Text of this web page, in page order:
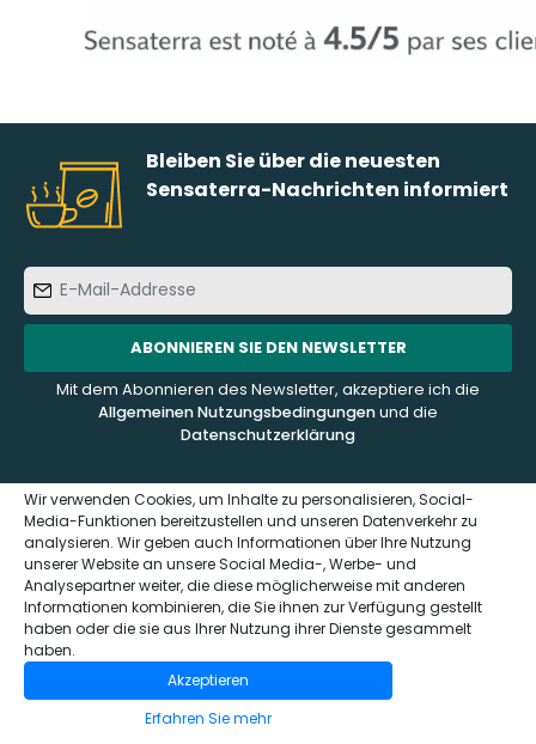
Bleiben Sie über die neuesten
Sensaterra-Nachrichten informiert
Mail-
Addresse
ABONNIEREN SIE DEN NEWSLETTER
Mit dem Abonnieren des Newsletter, akzeptiere ich die
Allgemeinen Nutzungsbedingungenund die
Datenschutzerklärung
KUNDENDIENST
Kontaktieren Sie uns
Impressum und
Datenschutzerklärung
(GDPR)
ÜBER UNS
Häufig gestellte Fragen -
FAQ
Wir verwenden Cookies, um Inhalte zu personalisieren, Social-
Media-Funktionen bereitzustellen und unseren Datenverkehr zu
analysieren. Wir geben auch Informationen über Ihre Nutzung
unserer Website an unsere Social Media-, Werbe- und
Analysepartner weiter, die diese möglicherweise mit anderen
Informationen kombinieren, die Sie ihnen zur Verfügung gestellt
haben oder die sie aus Ihrer Nutzung ihrer Dienste gesammelt
haben.
Akzeptieren
Erfahren Sie mehr